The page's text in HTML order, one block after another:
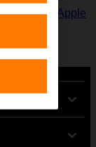
de Apple